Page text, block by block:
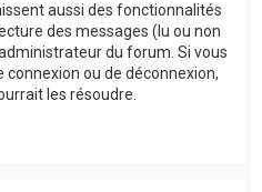
aussi des fonctionnalités
des messages (lu ou non
du forum. Si vous
ou de déconnexion,
les résoudre.